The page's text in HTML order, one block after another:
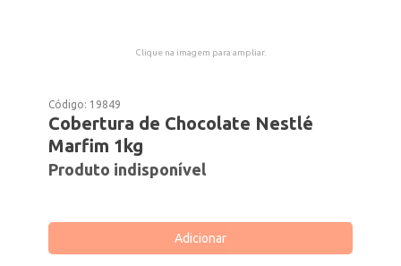
Clique na imagem para ampliar.
Código: 19849
Cobertura de Chocolate Nestlé
Marfim 1kg
Produto indisponível
Adicionar